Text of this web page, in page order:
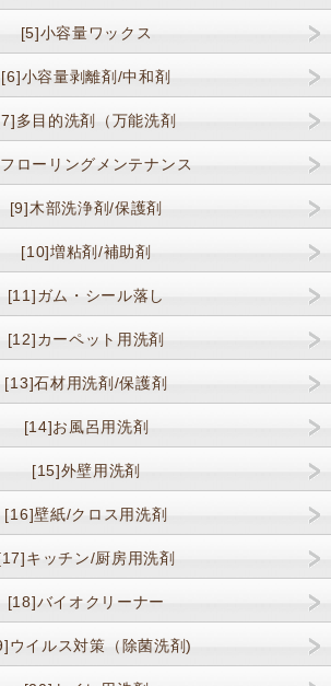
[5]小容量ワックス
[6]小容量剥離剤/中和剤
多目的洗剤（万能洗剤
ローリングメンテナンス
[9]木部洗浄剤/保護剤
[10]増粘剤/補助剤
[11]ガム・シール落し
[12]カーペット用洗剤
[13]石材用洗剤/保護剤
[14]お風呂用洗剤
[15]外壁用洗剤
[16]壁紙/クロス用洗剤
キッチン/厨房用洗剤
[18]バイオクリーナー
ウイルス対策（除菌洗剤)